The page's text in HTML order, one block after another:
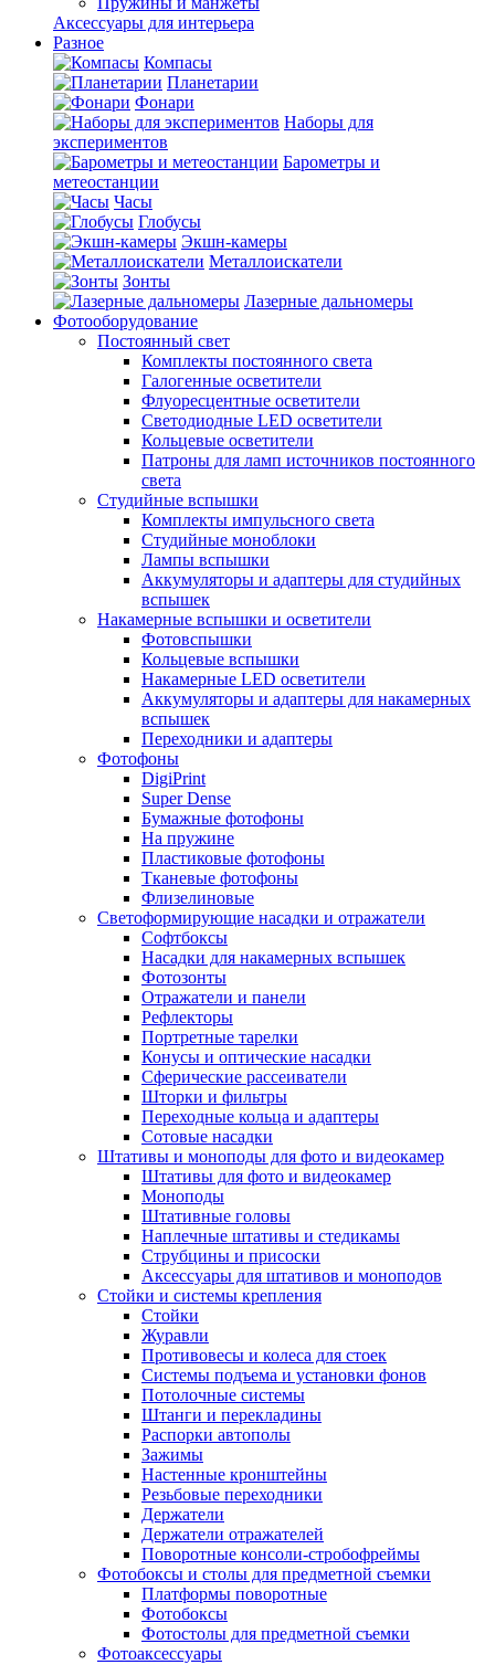
Аксессуары для интерьера
Разное
Компасы
Планетарии
Фонари
Наборы для
экспериментов
Барометры и
метеостанции
Часы
Глобусы
Экшн-камеры
Металлоискатели
Зонты
Лазерные дальномеры
Фотооборудование
Постоянный свет
Комплекты постоянного света
Галогенные осветители
Флуоресцентные осветители
Светодиодные LED осветители
Кольцевые осветители
Патроны для ламп источников постоянного
света
Студийные вспышки
Комплекты импульсного света
Студийные моноблоки
Лампы вспышки
Аккумуляторы и адаптеры для студийных
вспышек
Накамерные вспышки и осветители
Фотовспышки
Кольцевые вспышки
Накамерные LED осветители
Аккумуляторы и адаптеры для накамерных
вспышек
Переходники и адаптеры
Фотофоны
DigiPrint
Super Dense
Бумажные фотофоны
На пружине
Пластиковые фотофоны
Тканевые фотофоны
Флизелиновые
Светоформирующие насадки и отражатели
Софтбоксы
Насадки для накамерных вспышек
Фотозонты
Отражатели и панели
Рефлекторы
Портретные тарелки
Конусы и оптические насадки
Сферические рассеиватели
Шторки и фильтры
Переходные кольца и адаптеры
Сотовые насадки
Штативы и моноподы для фото и видеокамер
Штативы для фото и видеокамер
Моноподы
Штативные головы
Наплечные штативы и стедикамы
Струбцины и присоски
Аксессуары для штативов и моноподов
Стойки и системы крепления
Стойки
Журавли
Противовесы и колеса для стоек
Системы подъема и установки фонов
Потолочные системы
Штанги и перекладины
Распорки автополы
Зажимы
Настенные кронштейны
Резьбовые переходники
Держатели
Держатели отражателей
Поворотные консоли-стробофреймы
Фотобоксы и столы для предметной съемки
Платформы поворотные
Фотобоксы
Фотостолы для предметной съемки
Фотоаксессуары